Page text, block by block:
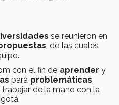
se reunieron en
, de las cuales
con el fin de aprender y
para problemáticas
de la mano con la